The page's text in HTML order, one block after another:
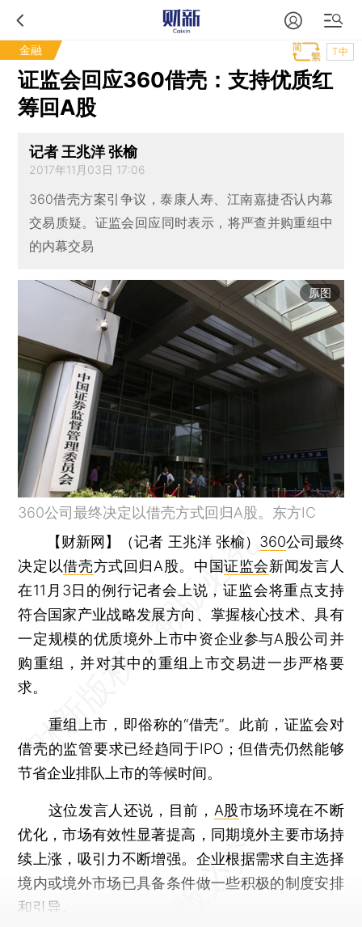
金融 T中
证监会回应360借壳：支持优质红
筹回A股
记者 王兆洋 张榆
2017年11月03日 17:06
360借壳方案引争议，泰康人寿、江南嘉捷否认内幕
交易质疑。证监会回应同时表示，将严查并购重组中
的内幕交易
原图
360公司最终决定以借壳方式回归A股。东方IC
【财新网】（记者 王兆洋 张榆） 360公司最终
决定以借壳方式回归A股。中国证监会新闻发言人
在11月3日的例行记者会上说，证监会将重点支持
符合国家产业战略发展方向、掌握核心技术、具有
一定规模的优质境外上市中资企业参与A股公司并
购重组，并对其中的重组上市交易进一步严格要
求。
重组上市，即俗称的“借壳”。此前，证监会对
借壳的监管要求已经趋同于IPO；但借壳仍然能够
节省企业排队上市的等候时间。
这位发言人还说，目前， A股市场环境在不断
优化，市场有效性显著提高，同期境外主要市场持
续上涨，吸引力不断增强。企业根据需求自主选择
境内或境外市场已具备条件做一些积极的制度安排
和引导。